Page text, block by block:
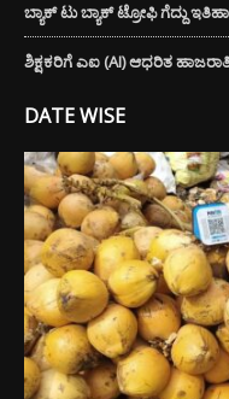
ಬ್ಯಾಕ್ ಟು ಬ್ಯಾಕ್ ಟ್ರೋಫಿ ಗೆದ್ದು
ಶಿಕ್ಷಕರಿಗೆ ಎಐ (AI) ಆಧರಿತ
DATE WISE